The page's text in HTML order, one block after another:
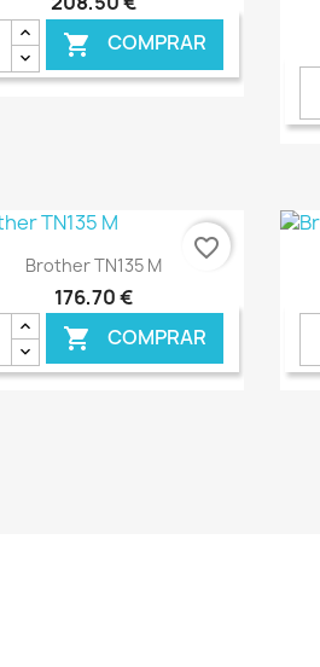
 COMPRAR
Ver+
Brother TN135 M
176,70 €
 COMPRAR
favorite_border